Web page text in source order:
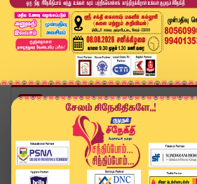
Home
வீடியோ ஸ்டோரி
லட்டு விவகாரம்... ஆந்திர அரசை